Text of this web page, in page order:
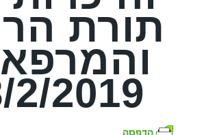
תורת
2/2019
הדפסה